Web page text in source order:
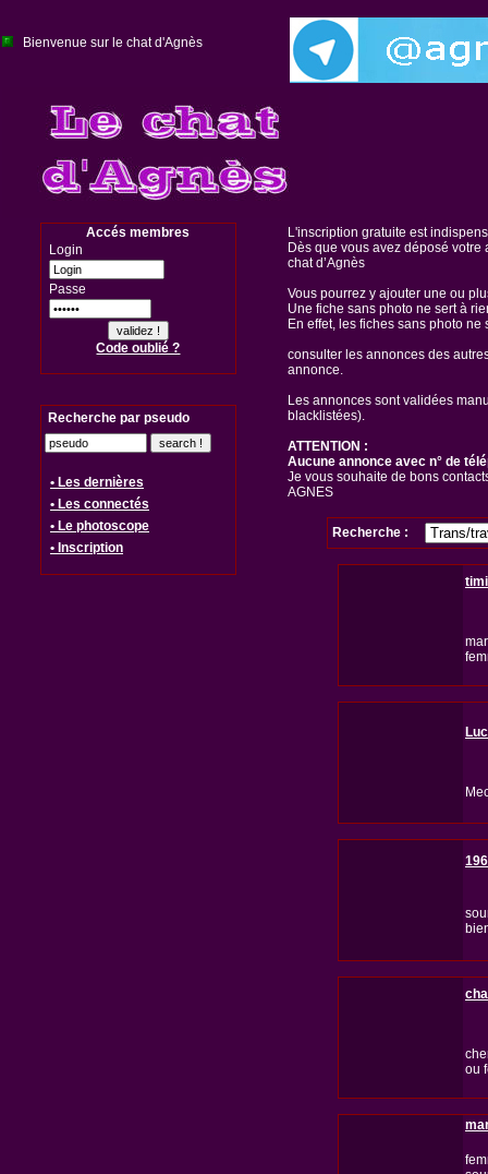
Bienvenue sur le chat d'Agnès
Accés membres
Login
Passe
Code oublié ?
Recherche par pseudo
• Les dernières
• Les connectés
• Le photoscope
• Inscription
L'inscription gratuite est
Dès que vous avez déposé
chat d’Agnès
Vous pourrez y ajouter une ou
Une fiche sans photo ne sert à
En effet, les fiches sans photo
consulter les annonces des
annonce.
Les annonces sont validées
blacklistées).
ATTENTION :
Aucune annonce avec n° de
Je vous souhaite de bons
AGNES
Recherche :
ou